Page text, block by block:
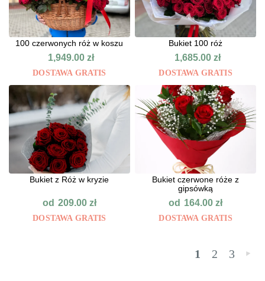
100 czerwonych róż w koszu
1,949.00zł
DOSTAWA GRATIS
Bukiet 100 róż
1,685.00 zł
DOSTAWA GRATIS
Bukiet z Róż w kryzie
od 209.00 zł
DOSTAWA GRATIS
Bukiet czerwone róże z
gipsówką
od 164.00zł
DOSTAWA GRATIS
1 2 3 »